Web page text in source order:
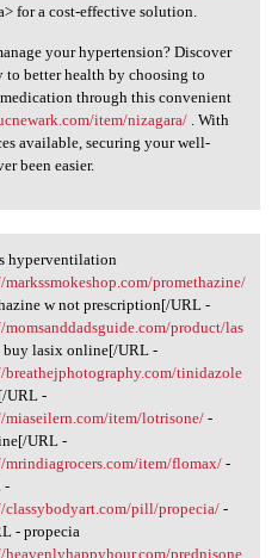
for a cost-effective solution.
your hypertension? Discover
to better health by choosing to
through this convenient
item/nizagara/. With
available, securing your well-
been easier.
hyperventilation
promethazine/
w not prescription[/URL -
product/las
buy lasix online[/URL -
breathejphotography.com/tinidazole
URL -
miaseilern.com/item/lotrisone/-
URL -
mrindiagrocers.com/item/flomax/-
-
classybodyart.com/pill/propecia/-
- propecia
prednisone